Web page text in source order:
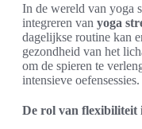
In de wereld van yoga
integreren van yoga
dagelijkse routine kan
gezondheid van het
om de spieren te
intensieve oefensessies.
De rol van flexibiliteit